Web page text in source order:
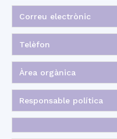
Correu electrònic
Telèfon
Àrea orgànica
Responsable política